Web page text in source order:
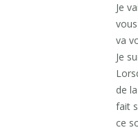
Je
va
Je
de
fait
ce